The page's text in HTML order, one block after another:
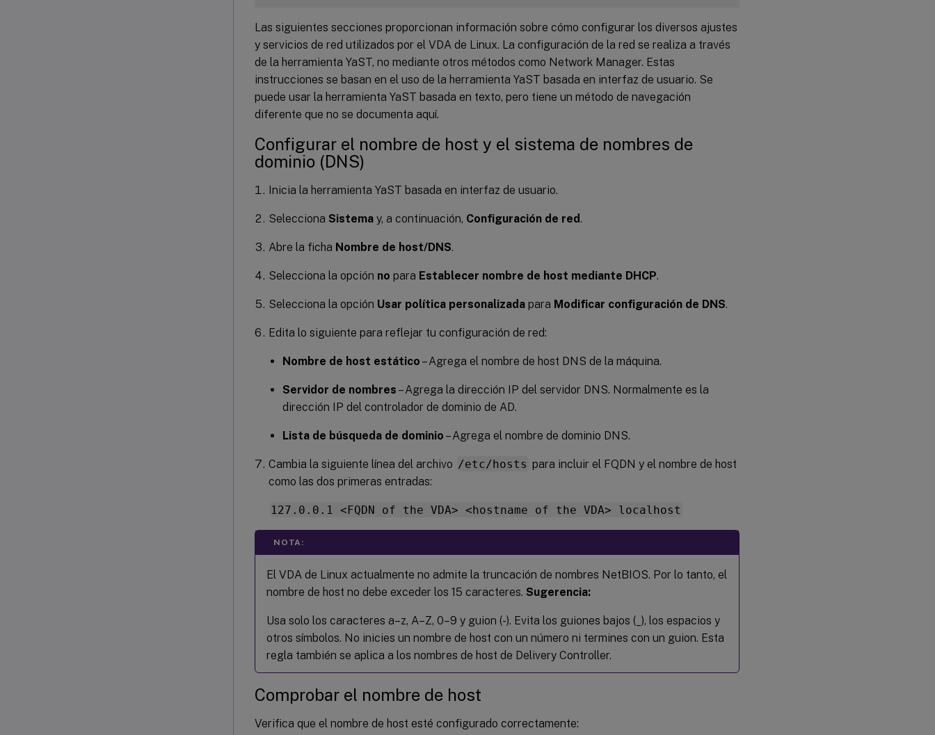
Las siguientes secciones proporcionan información sobre cómo configurar los diversos ajustes
y servicios de red utilizados por el VDA de Linux. La configuración de la red se realiza a través
de la herramienta YaST, no mediante otros métodos como Network Manager. Estas
instrucciones se basan en el uso de la herramienta YaST basada en interfaz de usuario. Se
puede usar la herramienta YaST basada en texto, pero tiene un método de navegación
diferente que no se documenta aquí.
Configurar el nombre de host y el sistema de nombres de
dominio (DNS)
Inicia la herramienta YaST basada en interfaz de usuario.
Selecciona Sistema y, a continuación, Configuración de red .
Abre la ficha Nombre de host/DNS.
Selecciona la opción no para Establecer nombre de host mediante DHCP.
Selecciona la opción Usar política personalizada para Modificar configuración de DNS.
Edita lo siguiente para reflejar tu configuración de red:
Nombre de host estático – Agrega el nombre de host DNS de la máquina.
Servidor de nombres – Agrega la dirección IP del servidor DNS. Normalmente es la
dirección IP del controlador de dominio de AD.
Lista de búsqueda de dominio – Agrega el nombre de dominio DNS.
Cambia la siguiente línea del archivo /etc/hosts para incluir el FQDN y el nombre de host
como las dos primeras entradas:
127.0.0.1 <FQDN of the VDA> <hostname of the VDA> localhost
NOTA:
El VDA de Linux actualmente no admite la truncación de nombres NetBIOS. Por lo tanto, el
nombre de host no debe exceder los 15 caracteres. Sugerencia:
Usa solo los caracteres a–z, A–Z, 0–9 y guion (-). Evita los guiones bajos (_), los espacios y
otros símbolos. No inicies un nombre de host con un número ni termines con un guion. Esta
regla también se aplica a los nombres de host de Delivery Controller.
Comprobar el nombre de host
Verifica que el nombre de host esté configurado correctamente: